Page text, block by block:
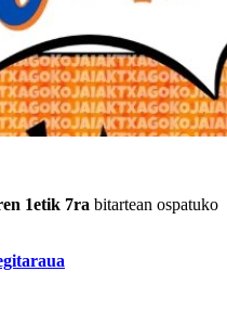
1etik 7ra bitartean ospatuko